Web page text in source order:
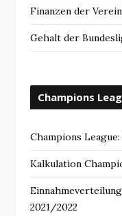
Finanzen der
Gehalt der
Champions
Champions
Kalkulation
2021/2022